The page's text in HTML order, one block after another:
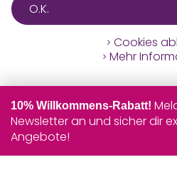
O.K.
Cookies
Mehr
10% Willkommens-Rabatt!
Newsletter an und sicher dir
Angebote!